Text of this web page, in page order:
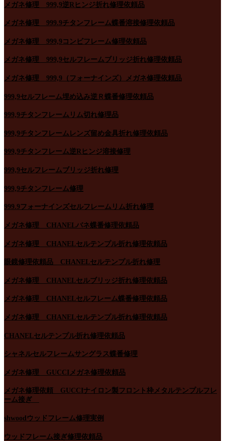
メガネ修理 999,9逆Rヒンジ折れ修理依頼品
メガネ修理 999.9チタンフレーム蝶番溶接修理依頼品
メガネ修理 999,9コンビフレーム修理依頼品
メガネ修理 999,9セルフレームブリッジ折れ修理依頼品
メガネ修理 999,9（フォーナインズ）メガネ修理依頼品
999,9セルフレーム埋め込み逆Ｒ蝶番修理依頼品
999,9チタンフレームリム切れ修理品
999,9チタンフレームレンズ留め金具折れ修理依頼品
999,9チタンフレーム逆Rヒンジ溶接修理
999,9セルフレームブリッジ折れ修理
999,9チタンフレーム修理
999.9フォーナインズセルフレームリム折れ修理
メガネ修理 CHANELバネ蝶番修理依頼品
メガネ修理 CHANELセルテンプル折れ修理依頼品
眼鏡修理依頼品 CHANELセルテンプル折れ修理
メガネ修理 CHANELセルブリッジ折れ修理依頼品
メガネ修理 CHANELセルフレーム蝶番修理依頼品
メガネ修理 CHANELセルテンプル折れ修理依頼品
CHANELセルテンプル折れ修理依頼品
シャネルセルフレームサングラス蝶番修理
メガネ修理 GUCCIメガネ修理依頼品
メガネ修理依頼 GUCCIナイロン製フロント枠メタルテンプルフレ
ーム接ぎ
shwoodウッドフレーム修理実例
ウッドフレーム接ぎ修理依頼品